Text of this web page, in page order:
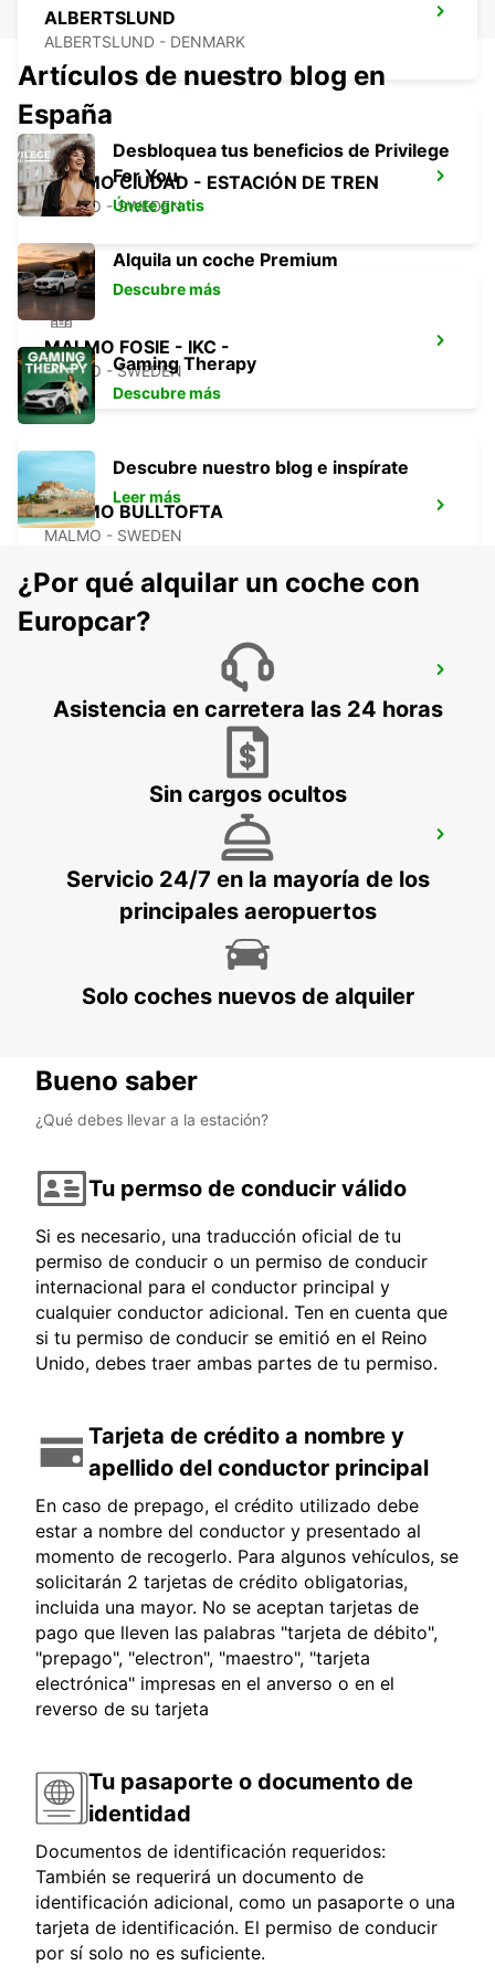
ALBERTSLUND
ALBERTSLUND - DENMARK
MALMO CIUDAD - ESTACIÓN DE TREN
MALMO - SWEDEN
MALMO FOSIE - IKC -
MALMO - SWEDEN
MALMO BULLTOFTA
MALMO - SWEDEN
LANDSKRONA - SWEDEN
AEROPUERTO DE ROSKILDE
Artículos de nuestro blog en
España
Desbloquea tus beneficios de Privilege
For You
Únete gratis
Alquila un coche Premium
Descubre más
Gaming Therapy
Descubre más
Descubre nuestro blog e inspírate
Leer más
¿Por qué alquilar un coche con
Europcar?
Asistencia en carretera las 24 horas
Sin cargos ocultos
Servicio 24/7 en la mayoría de los
principales aeropuertos
Solo coches nuevos de alquiler
Bueno saber
¿Qué debes llevar a la estación?
Tu permso de conducir válido
Si es necesario, una traducción oficial de tu
permiso de conducir o un permiso de conducir
internacional para el conductor principal y
cualquier conductor adicional. Ten en cuenta que
si tu permiso de conducir se emitió en el Reino
Unido, debes traer ambas partes de tu permiso.
Tarjeta de crédito a nombre y
apellido del conductor principal
En caso de prepago, el crédito utilizado debe
estar a nombre del conductor y presentado al
momento de recogerlo. Para algunos vehículos, se
solicitarán 2 tarjetas de crédito obligatorias,
incluida una mayor. No se aceptan tarjetas de
pago que lleven las palabras "tarjeta de débito",
"prepago", "electron", "maestro", "tarjeta
electrónica" impresas en el anverso o en el
reverso de su tarjeta
Tu pasaporte o documento de
identidad
Documentos de identificación requeridos:
También se requerirá un documento de
identificación adicional, como un pasaporte o una
tarjeta de identificación. El permiso de conducir
por sí solo no es suficiente.